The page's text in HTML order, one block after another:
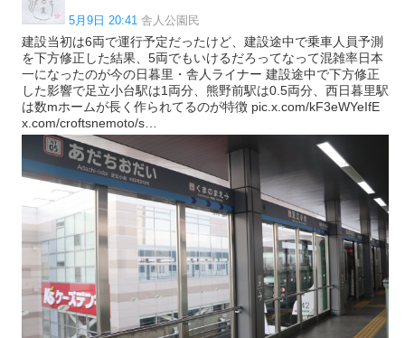
5月9日 20:41 舎人公園民
建設当初は6両で運行予定だったけど、建設途中で乗車人員予測
を下方修正した結果、5両でもいけるだろってなって混雑率日本
一になったのが今の日暮里・舎人ライナー 建設途中で下方修正
した影響で足立小台駅は1両分、熊野前駅は0.5両分、西日暮里駅
は数mホームが長く作られてるのが特徴 pic.x.com/kF3eWYeIfE
x.com/croftsnemoto/s…